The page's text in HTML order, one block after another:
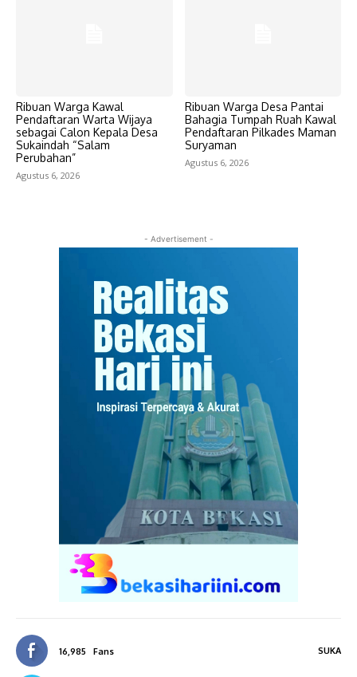
Ribuan Warga Kawal
Pendaftaran Warta Wijaya
sebagai Calon Kepala Desa
Sukaindah “Salam
Perubahan”
Agustus 6, 2026
Ribuan Warga Desa Pantai
Bahagia Tumpah Ruah Kawal
Pendaftaran Pilkades Maman
Suryaman
Agustus 6, 2026
- Advertisement -
16,985 Fans SUKA